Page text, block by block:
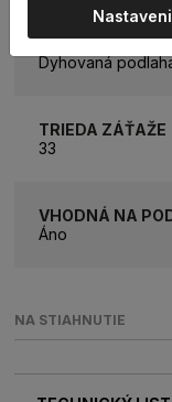
TYP PODLAHY
Dyhovaná
TRIEDA ZÁŤAŽE
33
VHODNÁ NA
Áno
NA STIAHNUTIE